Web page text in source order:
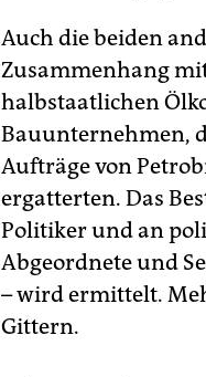
Auch die beiden
Zusammenhang
halbstaatlichen
Bauunternehmen,
Aufträge von
ergatterten. Das
Politiker und an
Abgeordnete und
– wird ermittelt.
Gittern.